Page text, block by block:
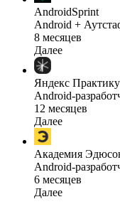
AndroidSprint
Android +
8 месяцев
Далее
Яндекс
Android-
12 месяцев
Далее
Академия
Android-
6 месяцев
Далее